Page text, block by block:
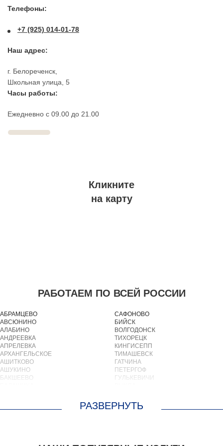
Телефоны:
+7 (925) 014-01-78
Наш адрес:
г. Белореченск,
Школьная улица, 5
Часы работы:
Ежедневно с 09.00 до 21.00
Кликните
на карту
РАБОТАЕМ ПО ВСЕЙ РОССИИ
АБРАМЦЕВО
АВСЮНИНО
АЛАБИНО
АНДРЕЕВКА
АПРЕЛЕВКА
АРХАНГЕЛЬСКОЕ
АШИТКОВО
АШУКИНО
БАКШЕЕВО
БЕЛООЗЕРСКИЙ
САФОНОВО
БИЙСК
ВОЛГОДОНСК
ТИХОРЕЦК
КИНГИСЕПП
ТИМАШЕВСК
ГАТЧИНА
ПЕТЕРГОФ
ГУЛЬКЕВИЧИ
ВЫБОРГ
ТУАПСЕ